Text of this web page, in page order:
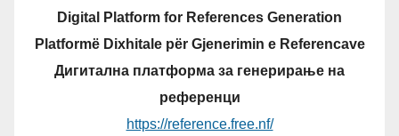
Digital Platform for References Generation
Platformë Dixhitale për Gjenerimin e Referencave
Дигитална платформа за генерирање на
референци
https://reference.free.nf/